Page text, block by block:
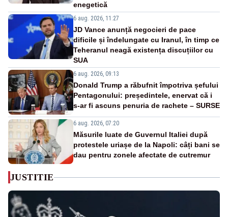
enegetică
6 aug. 2026, 11:27
JD Vance anunță negocieri de pace
dificile și îndelungate cu Iranul, în timp ce
Teheranul neagă existența discuțiilor cu
SUA
6 aug. 2026, 09:13
Donald Trump a răbufnit împotriva șefului
Pentagonului: președintele, enervat că i
s-ar fi ascuns penuria de rachete – SURSE
6 aug. 2026, 07:20
Măsurile luate de Guvernul Italiei după
protestele uriașe de la Napoli: câți bani se
dau pentru zonele afectate de cutremur
JUSTITIE